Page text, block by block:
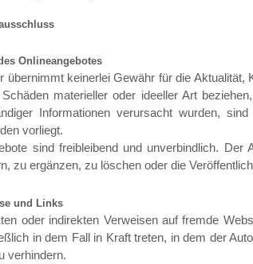
Onlineangebotes
übernimmt keinerlei Gewähr für die
materieller oder ideeller Art
Informationen verursacht wurden,
vorliegt.
sind freibleibend und unverbindlich.
zu ergänzen, zu löschen oder die
und Links
oder indirekten Verweisen auf fremde
in dem Fall in Kraft treten, in dem der
verhindern.